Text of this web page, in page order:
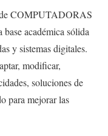
COMPUTADORAS
académica sólida
y sistemas digitales.
modificar,
soluciones de
para mejorar las